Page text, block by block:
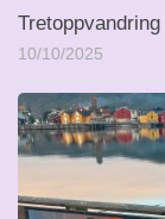
10/10/2025